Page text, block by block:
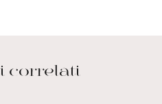
correlati